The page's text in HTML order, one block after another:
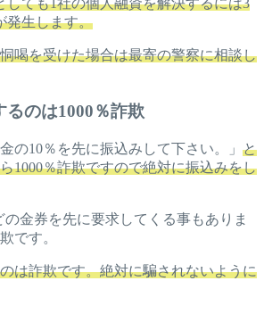
発生します。
喝を受けた場合は最寄の警察に相談し
るのは1000％詐欺
の10％を先に振込みして下さい。」 と
1000％詐欺ですので絶対に振込みをし
の金券を先に要求してくる事もありま
です。
は詐欺です。絶対に騙されないように